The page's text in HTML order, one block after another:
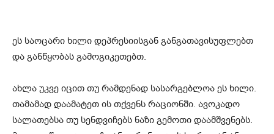
ეს საოცარი ხილი დეპრესიისგან განგათავისუფლებთ
და განწყობას გამოგიკეთებთ.
ახლა უკვე იცით თუ რამდენად სასარგებლოა ეს ხილი.
თამამად დაამატეთ ის თქვენს რაციონში. ავოკადო
სალათებსა თუ სენდვიჩებს ნაზი გემოთი დაამშვენებს.